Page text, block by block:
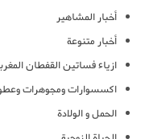
أخبار المشاهير
أخبار متنوعة
ازياء فساتين القفطان
اكسسوارات ومجوهرات
الحمل و الولادة